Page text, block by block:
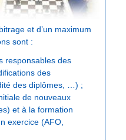
et d’un maximum
sont :
responsables des
des
des diplômes, …) ;
de nouveaux
et à la formation
exercice (AFO,